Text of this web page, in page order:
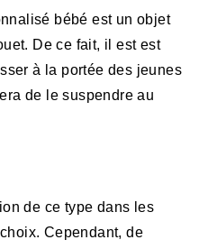
bébé est un objet
De ce fait, il est est
à la portée des jeunes
de le suspendre au
de ce type dans les
Cependant, de